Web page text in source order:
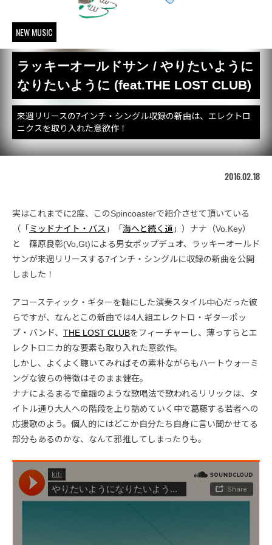
NEW MUSIC
ラッキーオールドサン / やりたいように
なりたいように (feat.THE LOST CLUB)
来週リリースの7インチ・シングル収録の新曲は、エレクトロ
ニクスを取り入れた意欲作！
2016.02.18
実はこれまでに2度、このSpincoasterで紹介させて頂いている
（「 ミッドナイト・バス 」「 海へと続く道 」）ナナ（Vo.Key）
と 篠原良彰(Vo,Gt)による男女ポップデュオ、ラッキーオールド
サンが来週リリースする7インチ・シングルに収録の新曲を公開
しました！
アコースティック・ギターを軸にした演奏スタイル中心だった彼
らですが、なんとこの新曲では4人組エレクトロ・ギターポッ
プ・バンド、 THE LOST CLUBをフィーチャーし、薄っすらとエ
レクトロニカ的な要素も取り入れた意欲作。
しかし、よくよく聴いてみればその素朴ながらもハートウォーミ
ングな彼らの特徴はそのまま健在。
ナナによるまるで童謡のような歌唱法で歌われるリリックは、タ
イトル通り大人への階段を上り詰めていく中で葛藤する若者への
応援歌のよう。個人的にはどこか自分たち自身に言い聞かせてる
部分もあるのかな、なんて邪推してしまったりも。